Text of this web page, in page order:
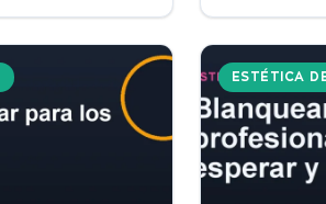
ESTÉTICA